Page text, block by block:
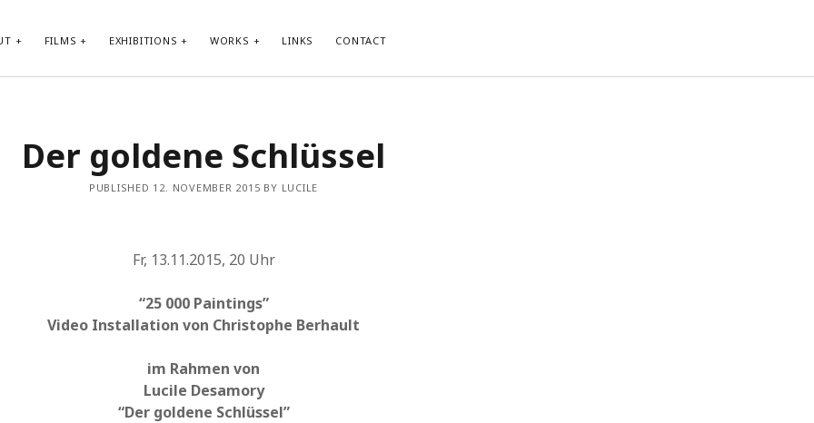
FILMS EXHIBITIONS WORKS LINKS CONTACT
December 2025
December 2024
November 2024
September 2023
December 2022
September 2022
April 2020
Der goldene Schlüssel
PUBLISHED 12. NOVEMBER 2015 BY LUCILE
Fr, 13.11.2015, 20 Uhr
“25 000 Paintings”
Video Installation von Christophe Berhault
im Rahmen von
Lucile Desamory
“Der goldene Schlüssel”